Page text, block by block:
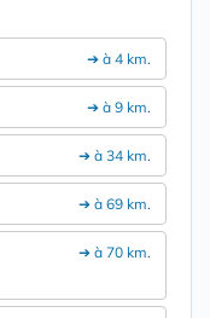
➔ à 4 km.
➔ à 9 km.
➔ à 34 km.
➔ à 69 km.
➔ à 70 km.